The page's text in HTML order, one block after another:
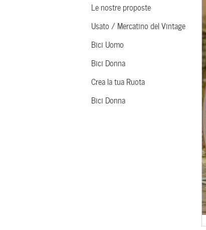
Le nostre proposte
Usato / Mercatino del Vintage
Bici Uomo
Bici Donna
Crea la tua Ruota
Bici Donna